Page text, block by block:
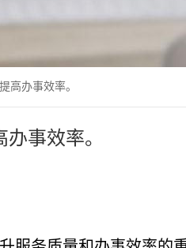
高办事效率。
事效率。